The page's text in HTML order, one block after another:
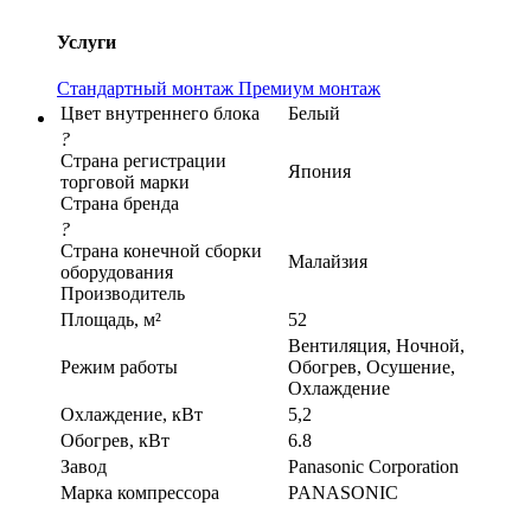
Услуги
Стандартный монтаж Премиум монтаж
Цвет внутреннего блока
Белый
?
Страна регистрации
торговой марки
Страна бренда
Япония
?
Страна конечной сборки
оборудования
Производитель
Малайзия
Площадь, м² 52
Режим работы
Вентиляция, Ночной,
Обогрев, Осушение,
Охлаждение
Охлаждение, кВт
5,2
Обогрев, кВт
6.8
Завод
Panasonic Corporation
Марка компрессора
PANASONIC